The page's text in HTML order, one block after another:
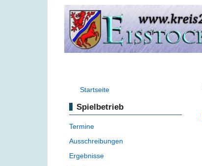
Startseite
Spielbetrieb
Termine
Ausschreibungen
Ergebnisse